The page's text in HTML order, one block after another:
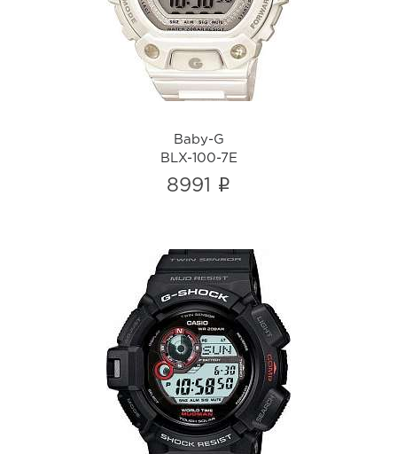
i
Baby-G
BLX-100-7E
8991 i
G-shock
G-9300-1
i